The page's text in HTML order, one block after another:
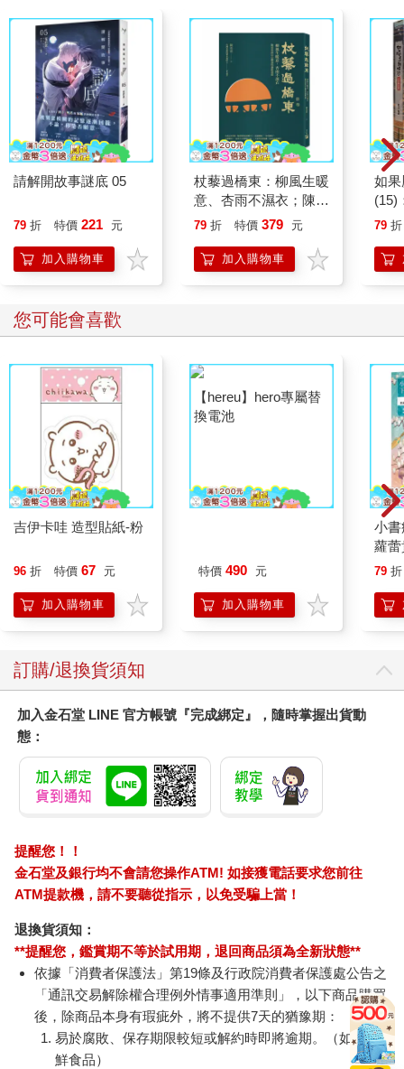
請解開故事謎底 05
79 折 特價 221 元
加入購物車
杖藜過橋東：柳風生暖
意、杏雨不濕衣；陳亮
恭談以心轉境的適齡漫
79 折 特價 379 元
加入購物車
如
(15)
貓
79 折
您可能會喜歡
吉伊卡哇 造型貼紙-粉
96 折 特價 67 元
加入購物車
特價 490 元
加入購物車
小
蘿
79 折
訂購/退換貨須知
加入金石堂 LINE 官方帳號『完成綁定』，隨時掌握出貨動
態：
提醒您！！
金石堂及銀行均不會請您操作ATM! 如接獲電話要求您前往
ATM提款機，請不要聽從指示，以免受騙上當！
退換貨須知：
**提醒您，鑑賞期不等於試用期，退回商品須為全新狀態**
依據「消費者保護法」第19條及行政院消費者保護處公告之
「通訊交易解除權合理例外情事適用準則」，以下商品購買
後，除商品本身有瑕疵外，將不提供7天的猶豫期：
易於腐敗、保存期限較短或解約時即將逾期。（如：生
鮮食品）